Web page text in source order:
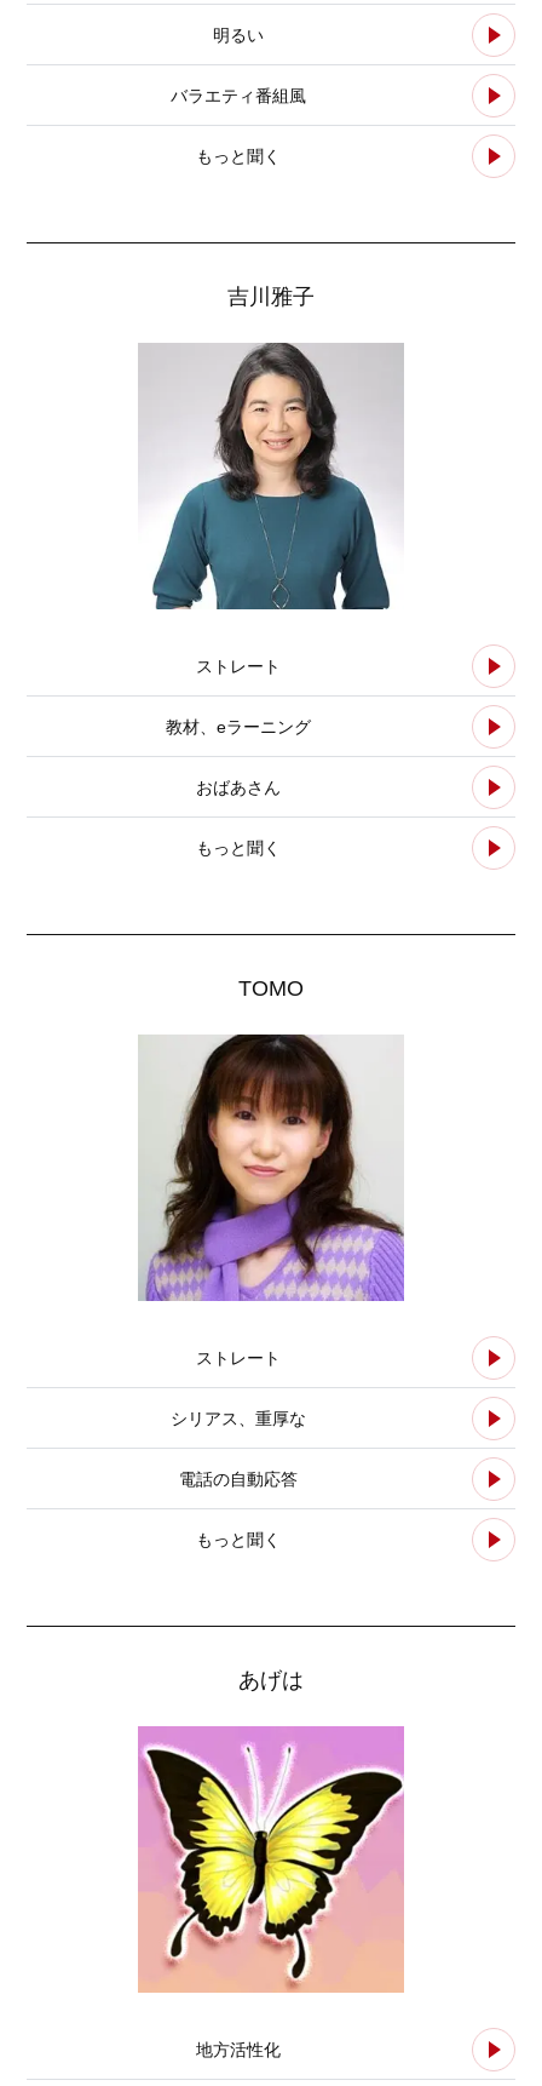
明るい
バラエティ番組風
もっと聞く
吉川雅子
ストレート
教材、eラーニング
おばあさん
もっと聞く
TOMO
ストレート
シリアス、重厚な
電話の自動応答
もっと聞く
あげは
地方活性化